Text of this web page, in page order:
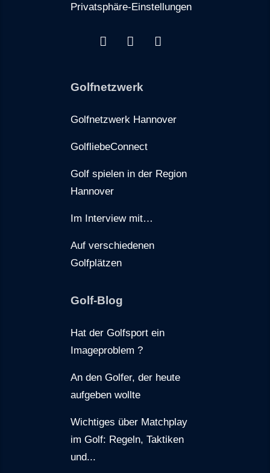
Privatsphäre-Einstellungen
Golfnetzwerk
Golfnetzwerk Hannover
GolfliebeConnect
Golf spielen in der Region
Hannover
Im Interview mit…
Auf verschiedenen
Golfplätzen
Golf-Blog
Hat der Golfsport ein
Imageproblem ?
An den Golfer, der heute
aufgeben wollte
Wichtiges über Matchplay
im Golf: Regeln, Taktiken
und...